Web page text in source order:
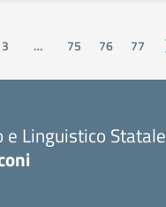
3 … 75 76 77
e Linguistico Statale